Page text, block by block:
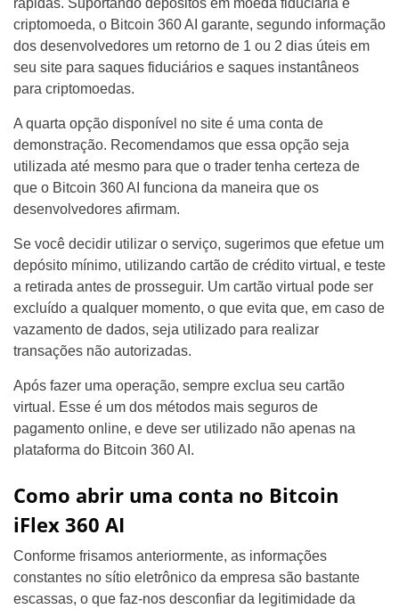
rápidas. Suportando depósitos em moeda fiduciária e
criptomoeda, o Bitcoin 360 AI garante, segundo informação
dos desenvolvedores um retorno de 1 ou 2 dias úteis em
seu site para saques fiduciários e saques instantâneos
para criptomoedas.
A quarta opção disponível no site é uma conta de
demonstração. Recomendamos que essa opção seja
utilizada até mesmo para que o trader tenha certeza de
que o Bitcoin 360 AI funciona da maneira que os
desenvolvedores afirmam.
Se você decidir utilizar o serviço, sugerimos que efetue um
depósito mínimo, utilizando cartão de crédito virtual, e teste
a retirada antes de prosseguir. Um cartão virtual pode ser
excluído a qualquer momento, o que evita que, em caso de
vazamento de dados, seja utilizado para realizar
transações não autorizadas.
Após fazer uma operação, sempre exclua seu cartão
virtual. Esse é um dos métodos mais seguros de
pagamento online, e deve ser utilizado não apenas na
plataforma do Bitcoin 360 AI.
Como abrir uma conta no Bitcoin
iFlex 360 AI
Conforme frisamos anteriormente, as informações
constantes no sítio eletrônico da empresa são bastante
escassas, o que faz-nos desconfiar da legitimidade da